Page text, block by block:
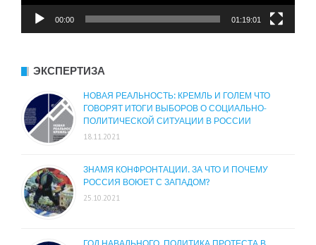
00:00 01:19:01
ЭКСПЕРТИЗА
НОВАЯ РЕАЛЬНОСТЬ: КРЕМЛЬ И ГОЛЕМ ЧТО
ГОВОРЯТ ИТОГИ ВЫБОРОВ О СОЦИАЛЬНО-
ПОЛИТИЧЕСКОЙ СИТУАЦИИ В РОССИИ
18.11.2021
ЗНАМЯ КОНФРОНТАЦИИ. ЗА ЧТО И ПОЧЕМУ
РОССИЯ ВОЮЕТ С ЗАПАДОМ?
25.10.2021